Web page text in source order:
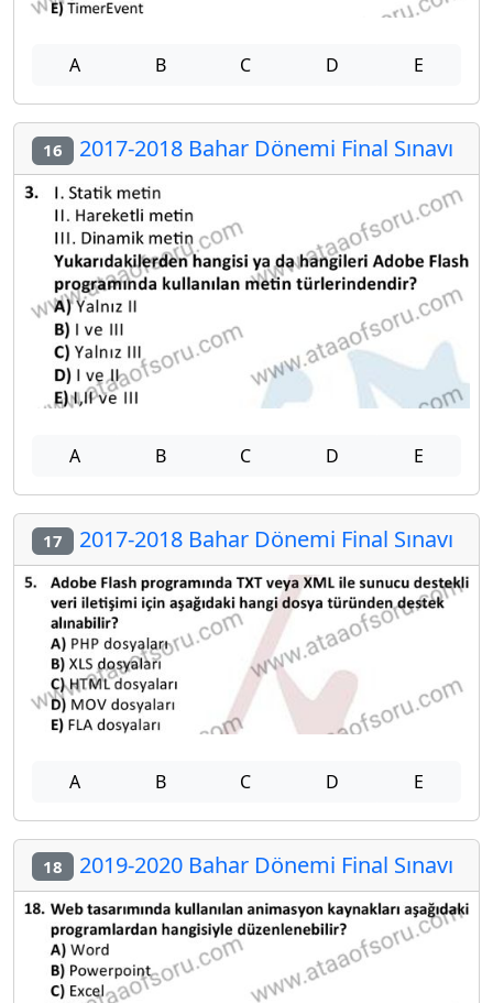
A B C D E
16 2017-2018 Bahar Dönemi Final Sınavı
A B C D E
17 2017-2018 Bahar Dönemi Final Sınavı
A B C D E
18 2019-2020 Bahar Dönemi Final Sınavı